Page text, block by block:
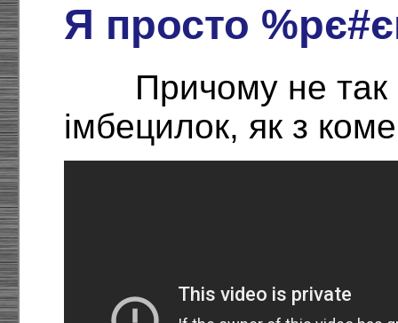
Я просто
Причому не так
імбецилок, як з